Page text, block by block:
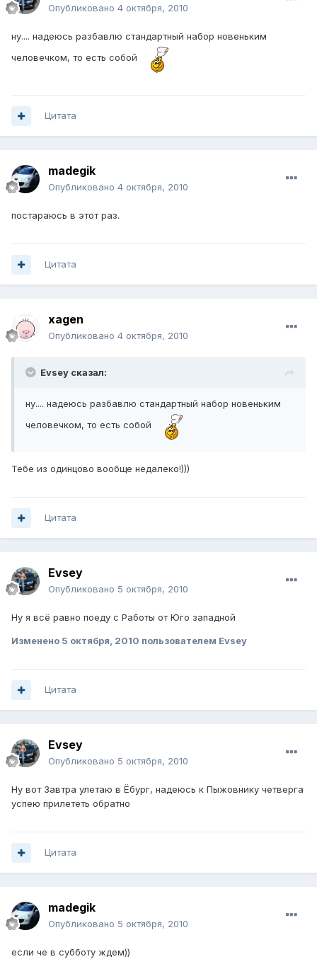
Опубликовано 4 октября, 2010
ну.... надеюсь разбавлю стандартный набор новеньким
человечком, то есть собой
Цитата
madegik
Опубликовано 4 октября, 2010
постараюсь в этот раз.
Цитата
xagen
Опубликовано 4 октября, 2010
Evsey сказал:
ну.... надеюсь разбавлю стандартный набор новеньким
человечком, то есть собой
Тебе из одинцово вообще недалеко!)))
Цитата
Evsey
Опубликовано 5 октября, 2010
Ну я всё равно поеду с Работы от Юго западной
Изменено 5 октября, 2010 пользователем Evsey
Цитата
Evsey
Опубликовано 5 октября, 2010
Ну вот Завтра улетаю в Ёбург, надеюсь к Пыжовнику четверга
успею прилететь обратно
Цитата
madegik
Опубликовано 5 октября, 2010
если че в субботу ждем))